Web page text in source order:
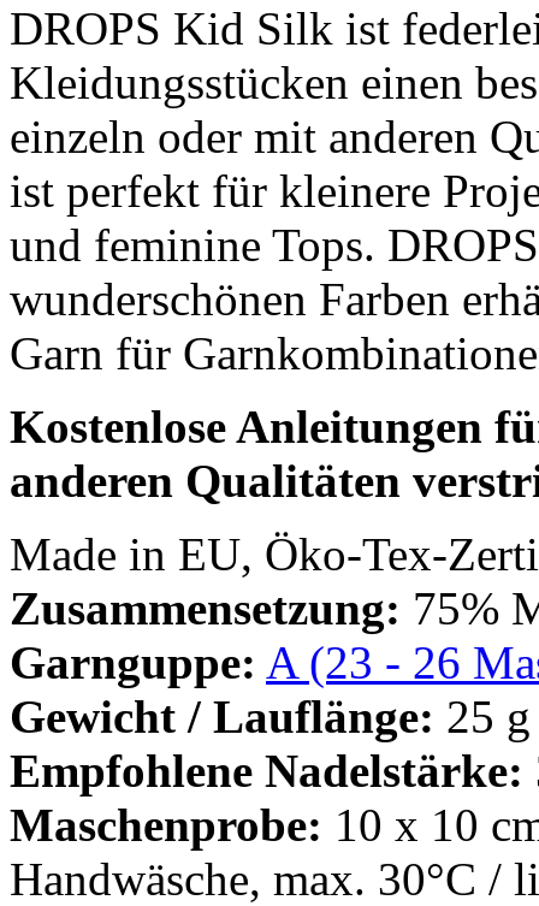
DROPS Kid Silk ist
Kleidungsstücken einen
einzeln oder mit anderen
ist perfekt für kleinere
und feminine Tops.
wunderschönen Farben
Garn für
Kostenlose Anleitungen
anderen Qualitäten
Made in EU, Öko-Tex-
Zusammensetzung: 75%
Garnguppe: A (23 - 26
Gewicht / Lauflänge: 25
Empfohlene Nadelstärke:
Maschenprobe: 10 x 10
Handwäsche, max. 30°C /